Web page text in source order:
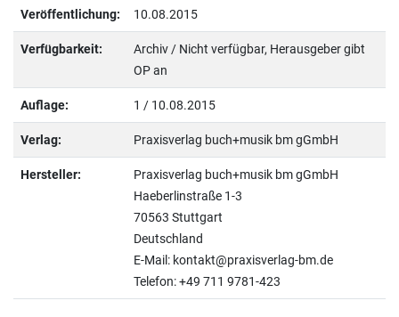
Veröffentlichung: 10.08.2015
Verfügbarkeit:
Archiv / Nicht verfügbar, Herausgeber gibt
OP an
Auflage: 1 / 10.08.2015
Verlag: Praxisverlag buch+musik bm gGmbH
Hersteller:
Praxisverlag buch+musik bm gGmbH
Haeberlinstraße 1-3
70563 Stuttgart
Deutschland
E-Mail: kontakt@praxisverlag-bm.de
Telefon: +49 711 9781-423